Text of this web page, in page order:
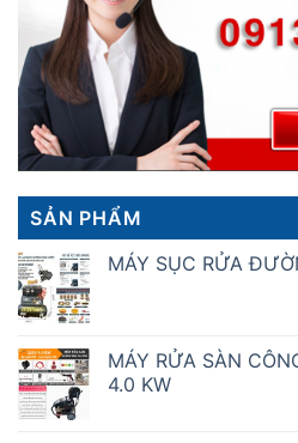
SẢN PHẨM
MÁY SỤC RỬA
MÁY RỬA SÀN
4.0 KW